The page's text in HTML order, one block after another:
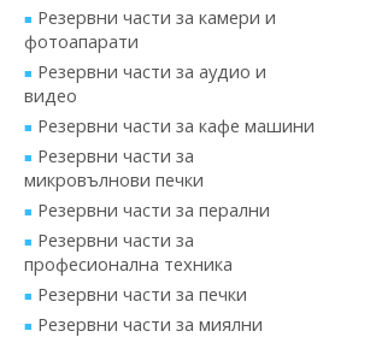
Резервни части за камери и
фотоапарати
Резервни части за аудио и
видео
Резервни части за кафе машини
Резервни части за
микровълнови печки
Резервни части за перални
Резервни части за
професионална техника
Резервни части за печки
Резервни части за миялни